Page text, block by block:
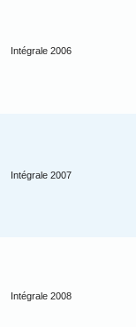
Intégrale 2006
Intégrale 2007
Intégrale 2008